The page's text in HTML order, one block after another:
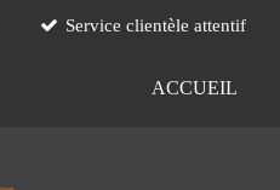
Service clientèle attentif
ACCUEIL